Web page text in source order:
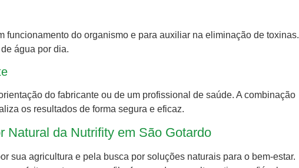
funcionamento do organismo e para auxiliar na eliminação de toxinas.
água por dia.
do fabricante ou de um profissional de saúde. A combinação
os resultados de forma segura e eficaz.
Natural da Nutrifity em São Gotardo
sua agricultura e pela busca por soluções naturais para o bem-estar.